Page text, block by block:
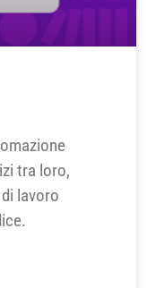
tra loro,
lavoro